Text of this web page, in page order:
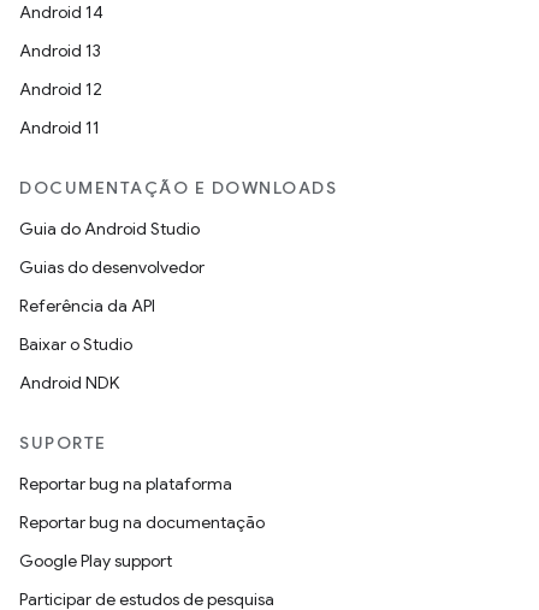
Android 14
Android 13
Android 12
Android 11
DOCUMENTAÇÃO E DOWNLOADS
Guia do Android Studio
Guias do desenvolvedor
Referência da API
Baixar o Studio
Android NDK
SUPORTE
Reportar bug na plataforma
Reportar bug na documentação
Google Play support
Participar de estudos de pesquisa